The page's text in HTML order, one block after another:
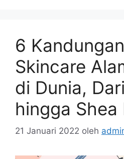
6
Skincare
di Dunia,
hingga
21 Januari 2022 oleh